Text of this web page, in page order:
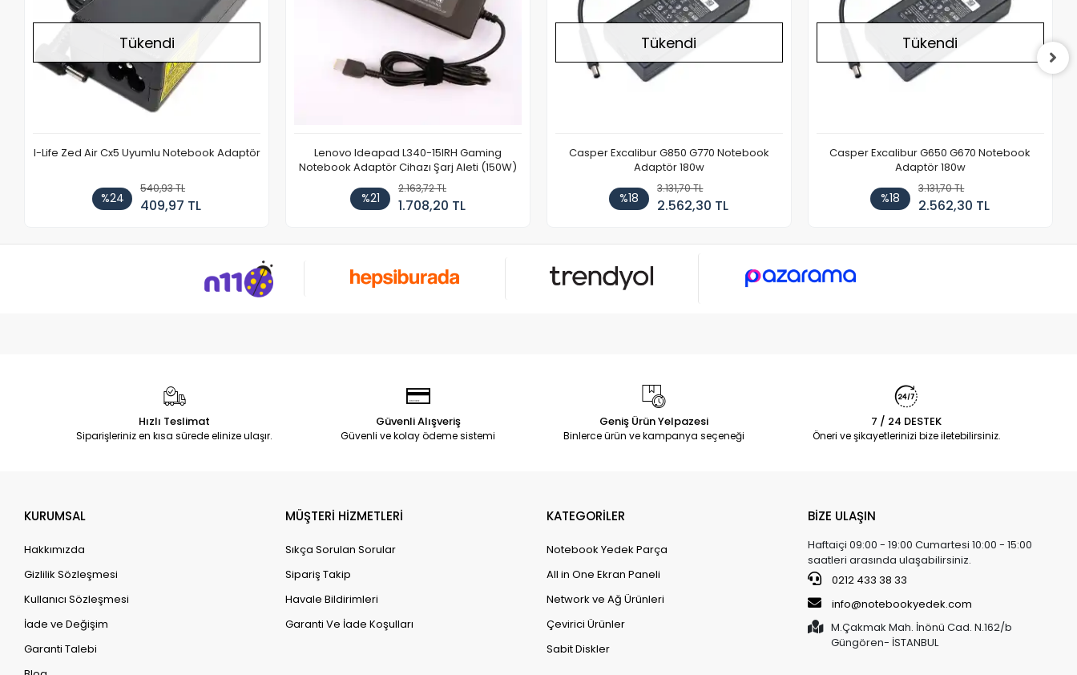
Tükendi
I-Life Zed Air Cx5 Uyumlu Notebook Adaptör
%24
540,93 TL
409,97 TL
Lenovo Ideapad L340-15IRH Gaming
Notebook Adaptör Cihazı Şarj Aleti (150W)
%21
2.163,72 TL
1.708,20 TL
Tükendi
Casper Excalibur G850 G770 Notebook
Adaptör 180w
%18
3.131,70 TL
2.562,30 TL
Tükendi
Casper Excalibur G650 G670 Notebook
Adaptör 180w
%18
3.131,70 TL
2.562,30 TL
Hızlı Teslimat
Siparişleriniz en kısa sürede elinize ulaşır.
Güvenli Alışveriş
Güvenli ve kolay ödeme sistemi
Geniş Ürün Yelpazesi
Binlerce ürün ve kampanya seçeneği
7 / 24 DESTEK
Öneri ve şikayetlerinizi bize iletebilirsiniz.
KURUMSAL
Hakkımızda
Gizlilik Sözleşmesi
Kullanıcı Sözleşmesi
İade ve Değişim
Garanti Talebi
MÜŞTERİ HİZMETLERİ
Sıkça Sorulan Sorular
Sipariş Takip
Havale Bildirimleri
Garanti Ve İade Koşulları
KATEGORİLER
Notebook Yedek Parça
All in One Ekran Paneli
Network ve Ağ Ürünleri
Çevirici Ürünler
Sabit Diskler
BİZE ULAŞIN
Haftaiçi 09:00 - 19:00 Cumartesi 10:00 - 15:00
saatleri arasında ulaşabilirsiniz.
0212 433 38 33
info@notebookyedek.com
M.Çakmak Mah. İnönü Cad. N.162/b
Güngören- İSTANBUL